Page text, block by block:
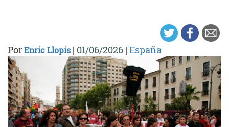
PorEnric Llopis | 01/06/2026 | España